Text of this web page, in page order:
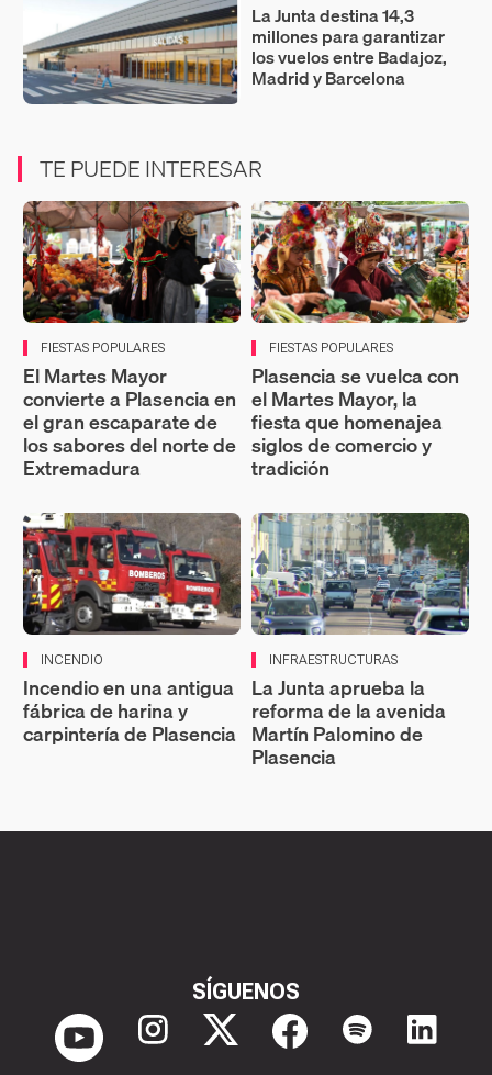
La Junta destina 14,3
millones para garantizar
los vuelos entre Badajoz,
Madrid y Barcelona
TE PUEDE INTERESAR
FIESTAS POPULARES
El Martes Mayor
convierte a Plasencia en
el gran escaparate de
los sabores del norte de
Extremadura
FIESTAS POPULARES
Plasencia se vuelca con
el Martes Mayor, la
fiesta que homenajea
siglos de comercio y
tradición
INCENDIO
Incendio en una antigua
fábrica de harina y
carpintería de Plasencia
INFRAESTRUCTURAS
La Junta aprueba la
reforma de la avenida
Martín Palomino de
Plasencia
SÍGUENOS